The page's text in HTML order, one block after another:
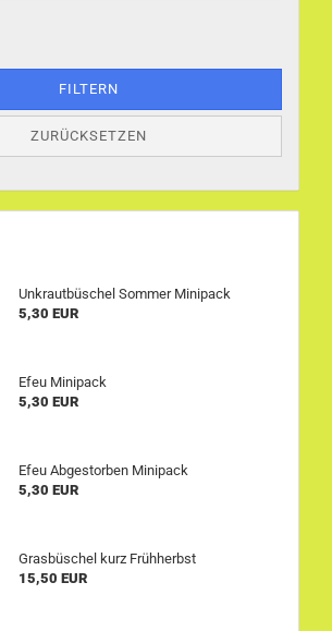
FILTERN
ZURÜCKSETZEN
Unkrautbüschel Sommer Minipack
5,30 EUR
Efeu Minipack
5,30 EUR
Efeu Abgestorben Minipack
5,30 EUR
Grasbüschel kurz Frühherbst
15,50 EUR